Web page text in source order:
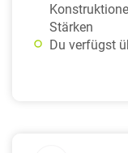
Stärken
Du verfügst